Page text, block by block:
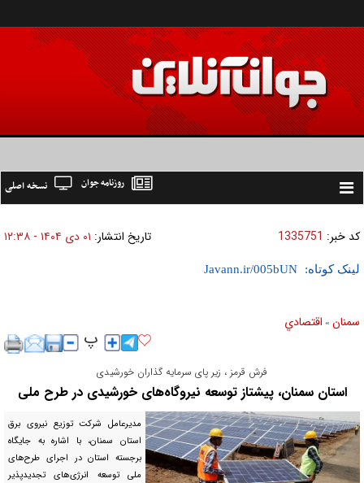
Toggle
نسخه اصلی روزنامه جوان
کد خبر: 1335751 تاریخ انتشار: ۰۱ دی ۱۴۰۴ - ۱۲:۳۸
لینک کوتاه:
سمنان » اقتصادي
فرش قرمز ، زیر پای سرمایه گذاران خورشیدی
استان سمنان، پیشتاز توسعه نیروگاه‌های خورشیدی در طرح ملی
مدیرعامل شرکت توزیع نیروی برق
استان سمنان، با اشاره به جایگاه
برجسته استان در اجرای طرح‌های
ملی توسعه انرژی‌های تجدیدپذیر